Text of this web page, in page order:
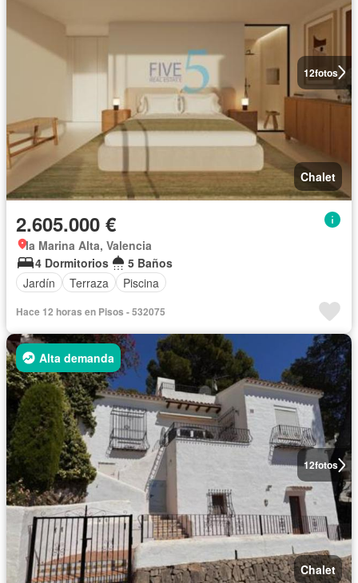
12fotos
Chalet
2.605.000 €
la Marina Alta, Valencia
4 Dormitorios
5 Baños
Jardín
Terraza Piscina
Hace 12 horas en Pisos - 532075
12fotos
Alta demanda
Chalet